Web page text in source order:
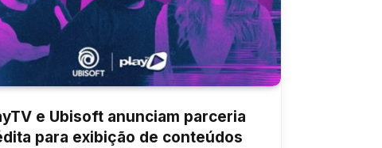
e Ubisoft anunciam parceria
para exibição de conteúdos